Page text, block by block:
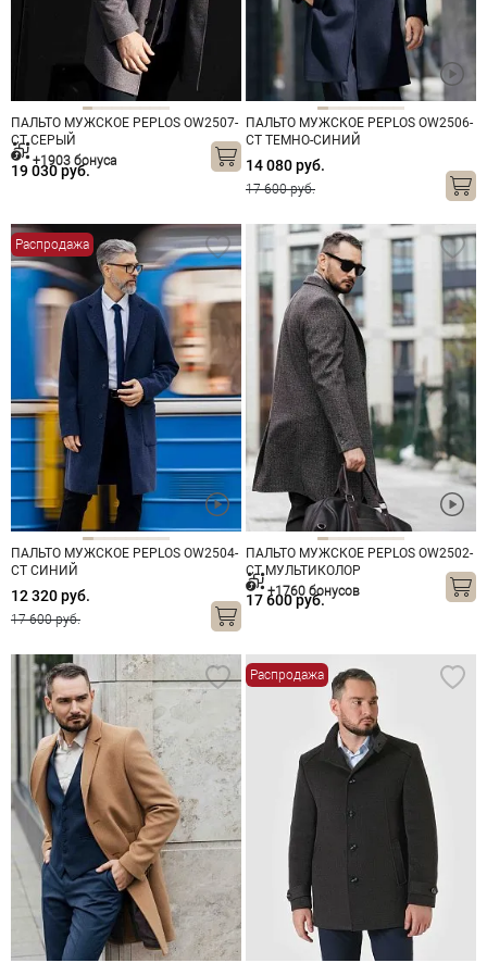
ПАЛЬТО МУЖСКОЕ PEPLOS OW2507-
CT СЕРЫЙ
19 030 руб.
+1903 бонуса
ПАЛЬТО МУЖСКОЕ PEPLOS OW2506-
CT ТЕМНО-СИНИЙ
14 080 руб.
17 600 руб.
Распродажа
ПАЛЬТО МУЖСКОЕ PEPLOS OW2504-
CT СИНИЙ
12 320 руб.
17 600 руб.
ПАЛЬТО МУЖСКОЕ PEPLOS OW2502-
CT МУЛЬТИКОЛОР
17 600 руб.
+1760 бонусов
Распродажа